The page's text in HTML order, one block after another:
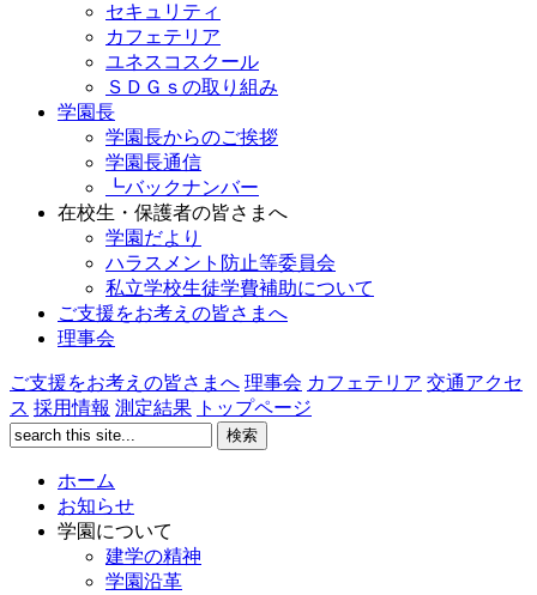
セキュリティ
カフェテリア
ユネスコスクール
ＳＤＧｓの取り組み
学園長
学園長からのご挨拶
学園長通信
┗バックナンバー
在校生・保護者の皆さまへ
学園だより
ハラスメント防止等委員会
私立学校生徒学費補助について
ご支援をお考えの皆さまへ
理事会
ご支援をお考えの皆さまへ 理事会 カフェテリア 交通アクセ
ス 採用情報 測定結果 トップページ
ホーム
お知らせ
学園について
建学の精神
学園沿革